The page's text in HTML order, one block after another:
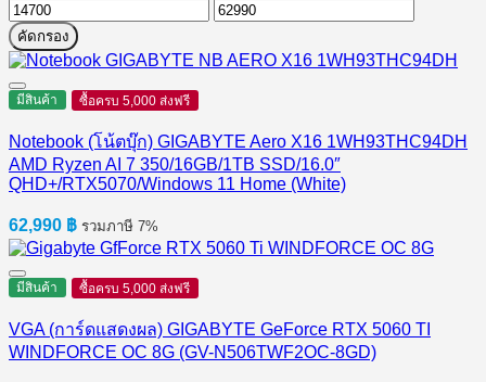
ราคา
ต่ำ
สุด
ราคา
คัดกรอง
มีสินค้า ซื้อครบ 5,000 ส่งฟรี
Notebook (โน้ตบุ๊ก) GIGABYTE Aero X16 1WH93THC94DH
AMD Ryzen AI 7 350/16GB/1TB SSD/16.0″
QHD+/RTX5070/Windows 11 Home (White)
62,990 ฿ รวมภาษี 7%
มีสินค้า ซื้อครบ 5,000 ส่งฟรี
VGA (การ์ดแสดงผล) GIGABYTE GeForce RTX 5060 TI
WINDFORCE OC 8G (GV-N506TWF2OC-8GD)